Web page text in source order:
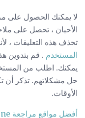
لا يمكنك الحصول على
الأحيان ، تحصل على
تحذف هذه التعليقات ،
المستخدم . قم بتدوين
يمكنك. اطلب من
حل مشكلاتهم. تذكر أن
الأوقات.
أفضل مواقع مراجعة iPhone التطبيق للمطورين